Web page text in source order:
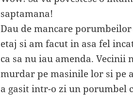
saptamana!
Dau de mancare
etaj si am facut in asa fel
ca sa nu iau amenda. Vecinii
murdar pe masinile lor si pe
a gasit intr-o zi un porumbel